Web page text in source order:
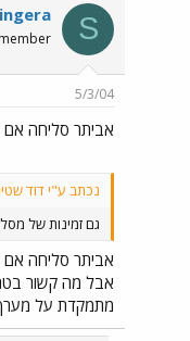
S
5/3/04
אביתר סליחה
נכתב ע"י דוד
גם זמינות של
אביתר סליחה
אבל מה קשור
מתמקדת על